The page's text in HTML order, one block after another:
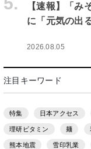
【速報】「
に「元気の出
2026.08.05
注目キーワード
特集 日本アクセス
理研ビタミン 麺
熊本地震 雪印乳業